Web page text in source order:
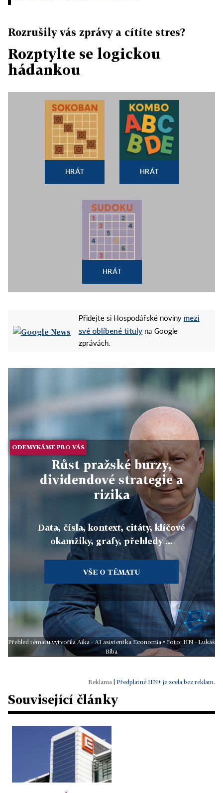
Rozrušily vás zprávy a cítíte stres?
Rozptylte se logickou
hádankou
HRÁT HRÁT
HRÁT
Přidejte si Hospodářské noviny mezi
své oblíbené tituly na Google
zprávách.
ODEMYKÁME PRO VÁS
Růst pražské burzy,
dividendové strategie a
rizika
Data, čísla, kontext, citáty, klíčové
okamžiky, grafy, přehledy ...
VŠE O TÉMATU
Přehled tématu vytvořila Aika - AI asistentka Economia • Foto: HN - Lukáš
Bíba
Předplatné HN+ je zcela bez reklam.
Související články